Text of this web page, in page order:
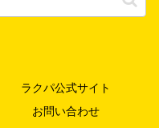
ラクパ公式サイト
お問い合わせ